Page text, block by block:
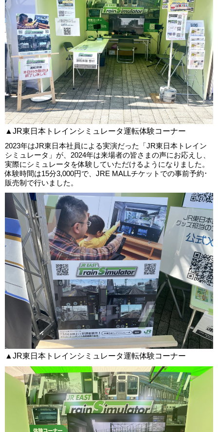
▲JR東日本トレインシミュレータ運転体験コーナー
2023年はJR東日本社員による実演だった「JR東日本トレイン
シミュレータ」が、2024年は来場者の皆さまの声にお応えし、
実際にシミュレータを体験していただけるようになりました。
体験時間は15分3,000円で、JRE MALLチケットでの事前予約･
販売制で行いました。
▲JR東日本トレインシミュレータ運転体験コーナー